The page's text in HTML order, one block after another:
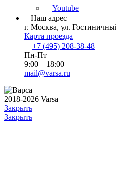
Youtube
Наш адрес
г. Москва, ул.
Карта проезда
+7 (495) 208-38-48
Пн-Пт
9:00—18:00
mail@varsa.ru
2018-2026 Varsa
Закрыть
Закрыть